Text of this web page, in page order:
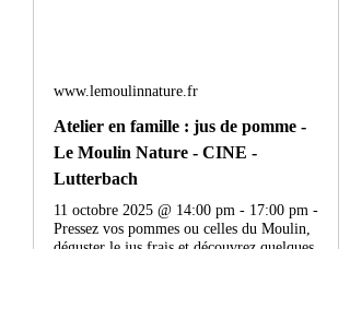
www.lemoulinnature.fr
Atelier en famille : jus de pomme -
Le Moulin Nature - CINE -
Lutterbach
11 octobre 2025 @ 14:00 pm - 17:00 pm -
Pressez vos pommes ou celles du Moulin,
déguster le jus frais et découvrez quelques